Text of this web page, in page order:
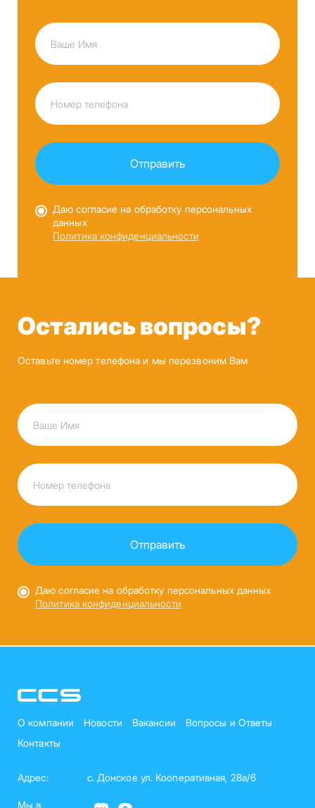
Даю согласие на обработку персональных
данных
Политика конфиденциальности
Остались вопросы?
Оставьте номер телефона и мы перезвоним Вам
Даю согласие на обработку персональных данных
Политика конфиденциальности
О компании Новости Вакансии
Вопросы и Ответы
Контакты
Адрес: с. Донское ул. Кооперативная, 28а/6
Мы в